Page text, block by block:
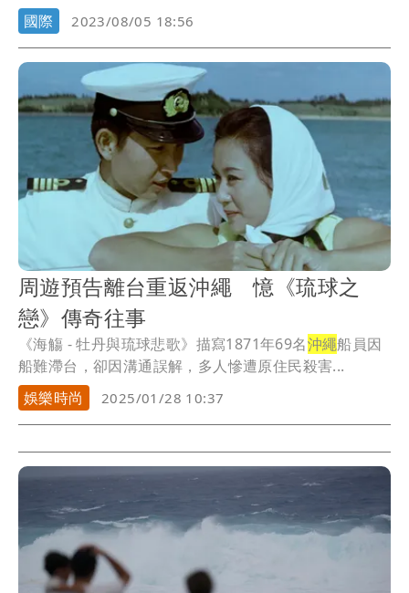
國際
2023/08/05 18:56
周遊預告離台重返沖繩 憶《琉球之
戀》傳奇往事
《海觴 - 牡丹與琉球悲歌》描寫1871年69名沖繩船員因
船難滯台，卻因溝通誤解，多人慘遭原住民殺害...
娛樂時尚
2025/01/28 10:37